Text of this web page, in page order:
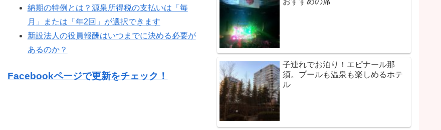
納期の特例とは？源泉所得税の支払いは「毎
月」または「年2回」が選択できます
新設法人の役員報酬はいつまでに決める必要が
あるのか？
Facebookページで更新をチェック！
子連れでお泊り！エピナール那
須。プールも温泉も楽しめるホテ
ル